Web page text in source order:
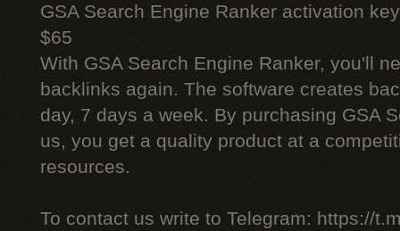
GSA Search Engine Ranker activation key
$65
With GSA Search Engine Ranker, you'll
backlinks again. The software creates
day, 7 days a week. By purchasing GSA
us, you get a quality product at a
resources.
To contact us write to Telegram: https://